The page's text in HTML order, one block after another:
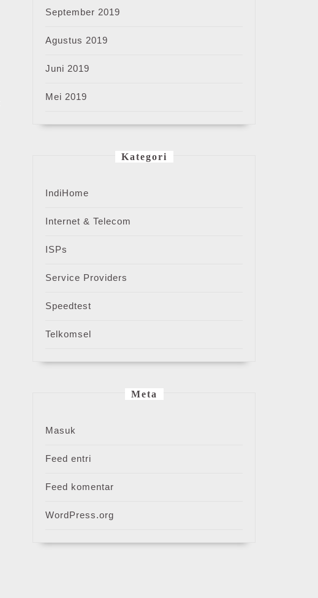
September 2019
Agustus 2019
Juni 2019
Mei 2019
Kategori
IndiHome
Internet & Telecom
ISPs
Service Providers
Speedtest
Telkomsel
Meta
Masuk
Feed entri
Feed komentar
WordPress.org